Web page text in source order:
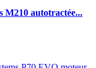
M210 autotractée...